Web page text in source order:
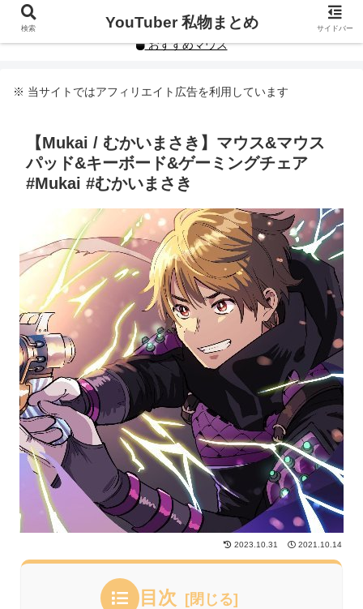
YouTuberや人気インフルエンサーの私物まとめです。
おすすめマウス
※ 当サイトではアフィリエイト広告を利用しています
【Mukai / むかいまさき】マウス&マウス
パッド&キーボード&ゲーミングチェア
#Mukai #むかいまさき
2023.10.31 2021.10.14
目次
検索 YouTuber 私物まとめ サイドバー